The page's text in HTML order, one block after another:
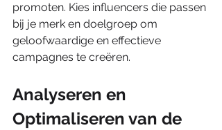
promoten. Kies influencers die passen
bij je merk en doelgroep om
geloofwaardige en effectieve
campagnes te creëren.
Analyseren en
Optimaliseren van de